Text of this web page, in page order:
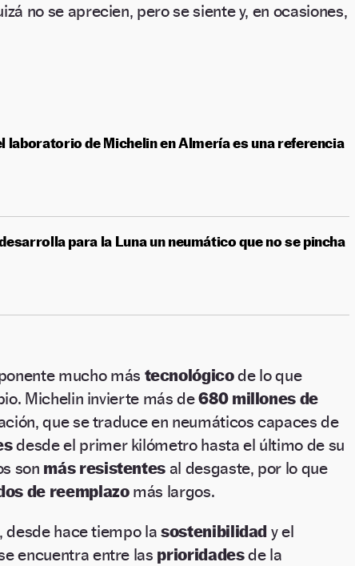
no se aprecien, pero se siente y, en ocasiones,
laboratorio de Michelin en Almería es una referencia
para la Luna un neumático que no se pincha
mucho más tecnológicode lo que
Michelin invierte más de680 millones de
que se traduce en neumáticos capaces de
desde el primer kilómetro hasta el último de su
son más resistentes al desgaste, por lo que
de reemplazomás largos.
desde hace tiempo la sostenibilidad y el
encuentra entre las prioridadesde la